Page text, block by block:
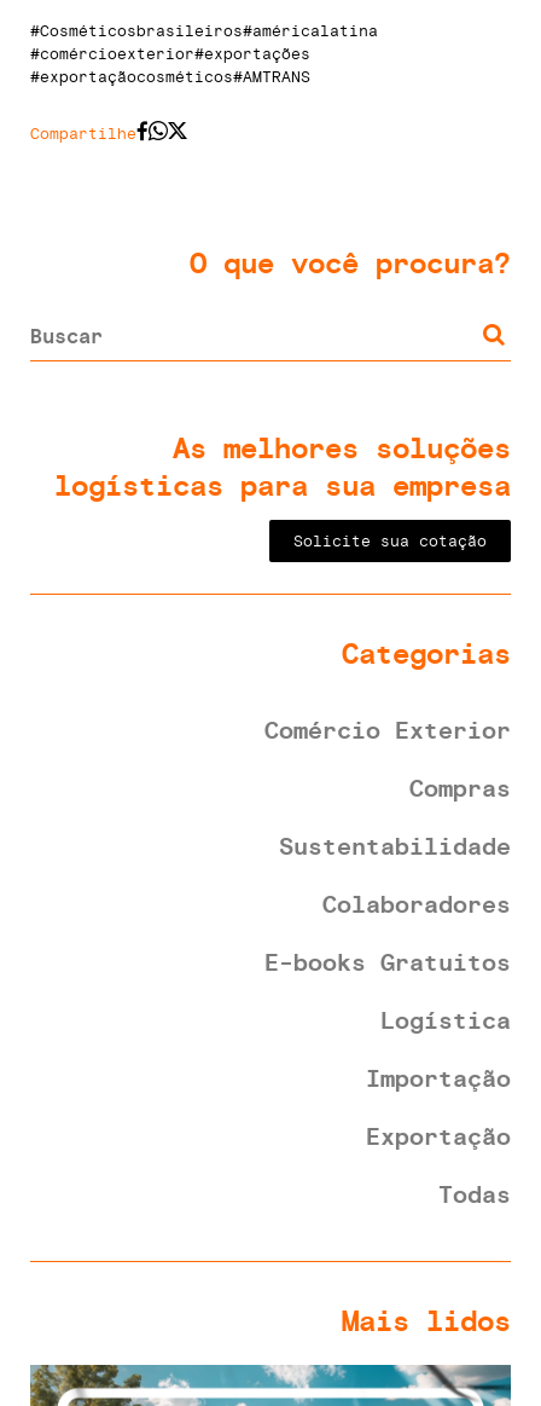
#Cosméticosbrasileiros#américalatina
#comércioexterior#exportações
#exportaçãocosméticos#AMTRANS
Compartilhe
O que você procura?
As melhores soluções
logísticas para sua empresa
Solicite sua cotação
Categorias
Comércio Exterior
Compras
Sustentabilidade
Colaboradores
E-books Gratuitos
Logística
Importação
Exportação
Todas
Mais lidos